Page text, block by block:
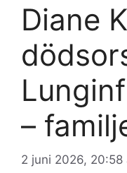
Diane
–
2 juni 2026, 20:58